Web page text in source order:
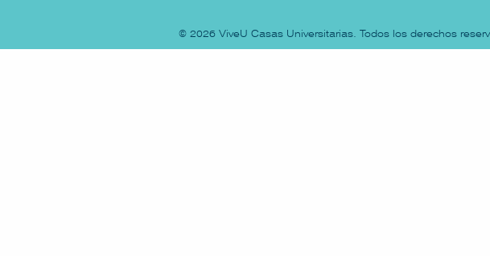
© 2026 ViveU Casas Universitarias. Todos los derechos